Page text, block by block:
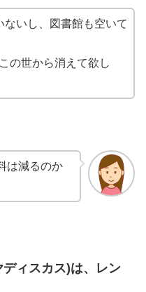
ないし、図書館も空いて
の世から消えて欲し
は減るのか
ィスカス)は、レン